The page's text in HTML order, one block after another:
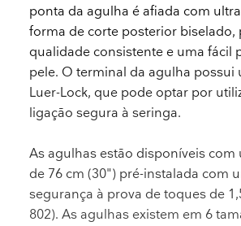
ponta da agulha é afiada com
forma de corte posterior biselado,
qualidade consistente e uma fácil
pele. O terminal da agulha possui
Luer-Lock, que pode optar por
ligação segura à seringa.
As agulhas estão disponíveis com
de 76 cm (30") pré-instalada com
segurança à prova de toques de
802). As agulhas existem em 6